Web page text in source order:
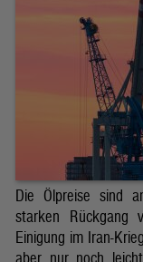
Die Ölpreise sind
starken Rückgang
Einigung im Iran-
aber nur noch